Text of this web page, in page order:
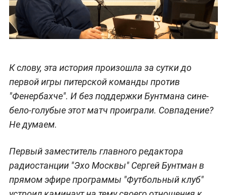
К слову, эта история произошла за сутки до
первой игры питерской команды против
"Фенербахче". И без поддержки Бунтмана сине-
бело-голубые этот матч проиграли. Совпадение?
Не думаем.
Первый заместитель главного редактора
радиостанции "Эхо Москвы" Сергей Бунтман в
прямом эфире программы "Футбольный клуб"